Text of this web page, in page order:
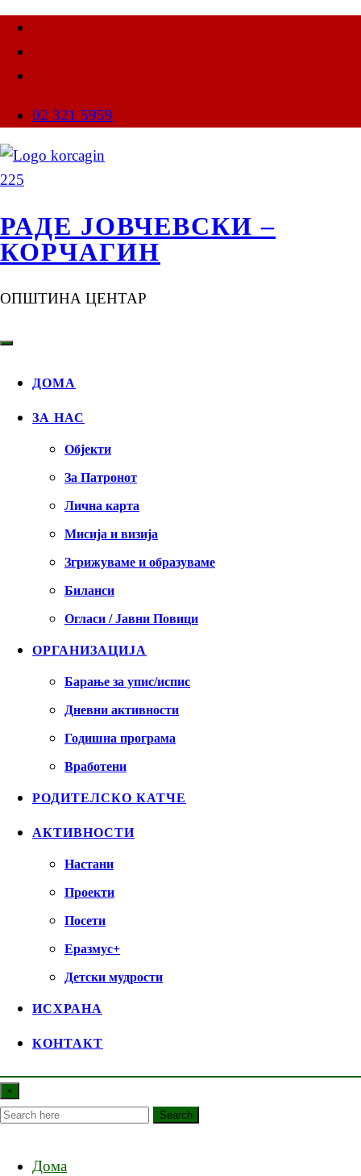
02 321 5959
РАДЕ ЈОВЧЕВСКИ –
КОРЧАГИН
ОПШТИНА ЦЕНТАР
ДОМА
ЗА НАС
Објекти
За Патронот
Лична карта
Мисија и визија
Згрижуваме и образуваме
Биланси
Огласи / Јавни Повици
ОРГАНИЗАЦИЈА
Барање за упис/испис
Дневни активности
Годишна програма
Вработени
РОДИТЕЛСКО КАТЧЕ
АКТИВНОСТИ
Настани
Проекти
Посети
Еразмус+
Детски мудрости
ИСХРАНА
КОНТАКТ
×
Search
Дома